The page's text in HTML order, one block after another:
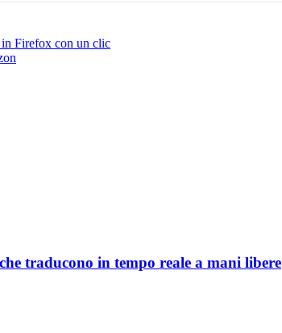
Firefox con un clic
traducono in tempo reale a mani libere